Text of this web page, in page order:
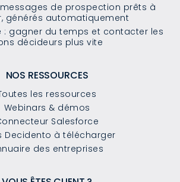
messages de prospection prêts à
générés automatiquement
: gagner du temps et contacter les
décideurs plus vite
NOS RESSOURCES
les ressources
Webinars & démos
Salesforce
Decidento à télécharger
des entreprises